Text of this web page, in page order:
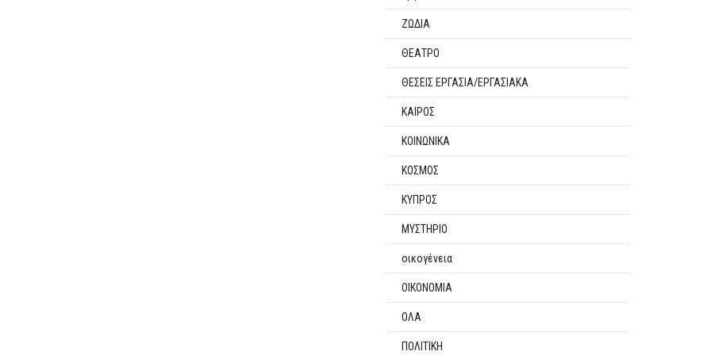
ΖΩΔΙΑ
ΘΕΑΤΡΟ
ΘΕΣΕΙΣ ΕΡΓΑΣΙΑ/ΕΡΓΑΣΙΑΚΑ
ΚΑΙΡΟΣ
ΚΟΙΝΩΝΙΚΑ
ΚΟΣΜΟΣ
ΚΥΠΡΟΣ
ΜΥΣΤΗΡΙΟ
οικογένεια
ΟΙΚΟΝΟΜΙΑ
ΟΛΑ
ΠΟΛΙΤΙΚΗ